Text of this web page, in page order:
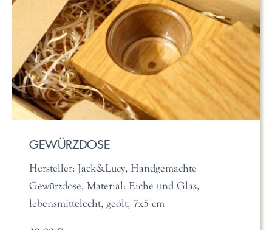
GEWÜRZDOSE
Hersteller: Jack&Lucy, Handgemachte
Gewürzdose, Material: Eiche und Glas,
lebensmittelecht, geölt, 7x5 cm